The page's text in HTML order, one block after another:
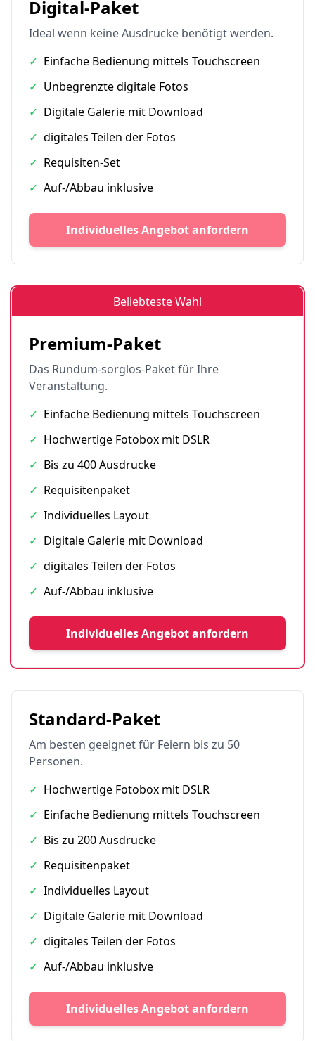
Digital-Paket
Ideal wenn keine Ausdrucke benötigt werden.
✓ Einfache Bedienung mittels Touchscreen
✓ Unbegrenzte digitale Fotos
✓ Digitale Galerie mit Download
✓ digitales Teilen der Fotos
✓ Requisiten-Set
✓ Auf-/Abbau inklusive
Individuelles Angebot anfordern
Beliebteste Wahl
Premium-Paket
Das Rundum-sorglos-Paket für Ihre
Veranstaltung.
✓ Einfache Bedienung mittels Touchscreen
✓ Hochwertige Fotobox mit DSLR
✓ Bis zu 400 Ausdrucke
✓ Requisitenpaket
✓ Individuelles Layout
✓ Digitale Galerie mit Download
✓ digitales Teilen der Fotos
✓ Auf-/Abbau inklusive
Individuelles Angebot anfordern
Standard-Paket
Am besten geeignet für Feiern bis zu 50
Personen.
✓ Hochwertige Fotobox mit DSLR
✓ Einfache Bedienung mittels Touchscreen
✓ Bis zu 200 Ausdrucke
✓ Requisitenpaket
✓ Individuelles Layout
✓ Digitale Galerie mit Download
✓ digitales Teilen der Fotos
✓ Auf-/Abbau inklusive
Individuelles Angebot anfordern